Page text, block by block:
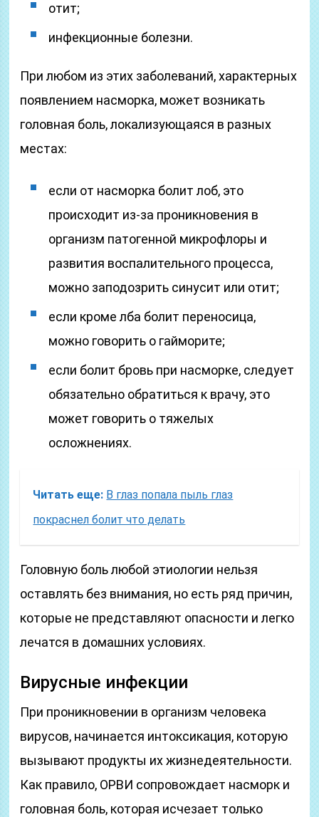
отит;
инфекционные болезни.
При любом из этих заболеваний, характерных
появлением насморка, может возникать
головная боль, локализующаяся в разных
местах:
если от насморка болит лоб, это
происходит из-за проникновения в
организм патогенной микрофлоры и
развития воспалительного процесса,
можно заподозрить синусит или отит;
если кроме лба болит переносица,
можно говорить о гайморите;
если болит бровь при насморке, следует
обязательно обратиться к врачу, это
может говорить о тяжелых
осложнениях.
Читать еще: В глаз попала пыль глаз
покраснел болит что делать
Головную боль любой этиологии нельзя
оставлять без внимания, но есть ряд причин,
которые не представляют опасности и легко
лечатся в домашних условиях.
Вирусные инфекции
При проникновении в организм человека
вирусов, начинается интоксикация, которую
вызывают продукты их жизнедеятельности.
Как правило, ОРВИ сопровождает насморк и
головная боль, которая исчезает только